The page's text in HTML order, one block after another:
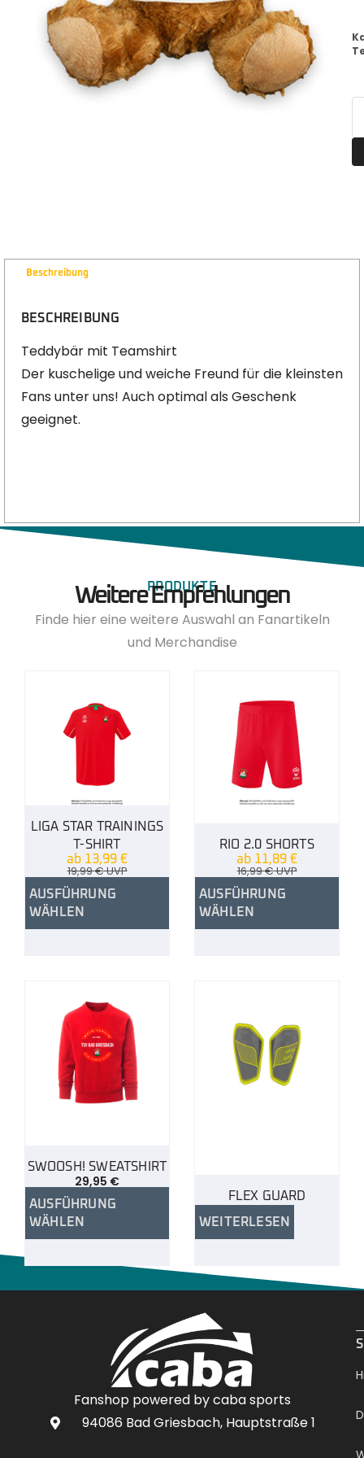
Beschreibung
BESCHREIBUNG
Teddybär mit Teamshirt
Der kuschelige und weiche Freund für die kleinsten
Fans unter uns! Auch optimal als Geschenk
geeignet.
PRODUKTE
Weitere Empfehlungen
Finde hier eine weitere Auswahl an Fanartikeln
und Merchandise
LIGA STAR TRAININGS
T-SHIRT
ab 13,99 €
19,99€UVP
AUSFÜHRUNG
WÄHLEN
RIO 2.0 SHORTS
ab 11,89 €
16,99€UVP
AUSFÜHRUNG
WÄHLEN
SWOOSH! SWEATSHIRT
29,95 €
AUSFÜHRUNG
WÄHLEN
FLEX GUARD
WEITERLESEN
Fanshop powered by caba sports
94086 Bad Griesbach, Hauptstraße 1